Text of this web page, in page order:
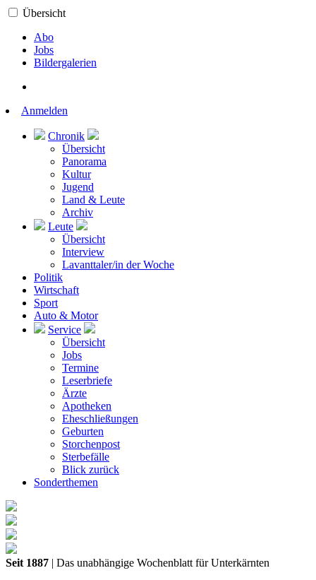
Übersicht
Abo
Jobs
Bildergalerien
Anmelden
Chronik
Übersicht
Panorama
Kultur
Jugend
Land & Leute
Archiv
Leute
Übersicht
Interview
Lavanttaler/in der Woche
Politik
Wirtschaft
Sport
Auto & Motor
Service
Übersicht
Jobs
Termine
Leserbriefe
Ärzte
Apotheken
Eheschließungen
Geburten
Storchenpost
Sterbefälle
Blick zurück
Sonderthemen
Seit 1887 | Das unabhängige Wochenblatt für Unterkärnten